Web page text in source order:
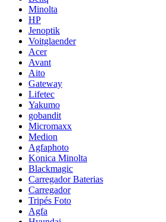
Minolta
HP
Jenoptik
Voitglaender
Acer
Avant
Aito
Gateway
Lifetec
Yakumo
gobandit
Micromaxx
Medion
Agfaphoto
Konica Minolta
Blackmagic
Carregador Baterias
Carregador
Tripés Foto
Agfa